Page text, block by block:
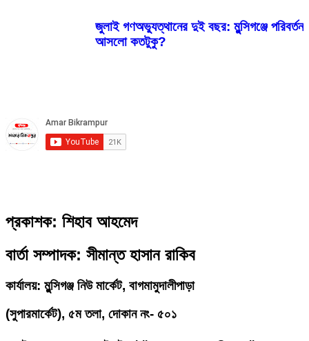
জুলাই গণঅভ্যুত্থানের দুই বছর: মুন্সিগঞ্জে পরিবর্তন
আসলো কতটুকু?
প্রকাশক: শিহাব আহমেদ
বার্তা সম্পাদক: সীমান্ত হাসান রাকিব
কার্যালয়: মুন্সিগঞ্জ নিউ মার্কেট, বাগমামুদালীপাড়া
(সুপারমার্কেট), ৫ম তলা, দোকান নং- ৫০১